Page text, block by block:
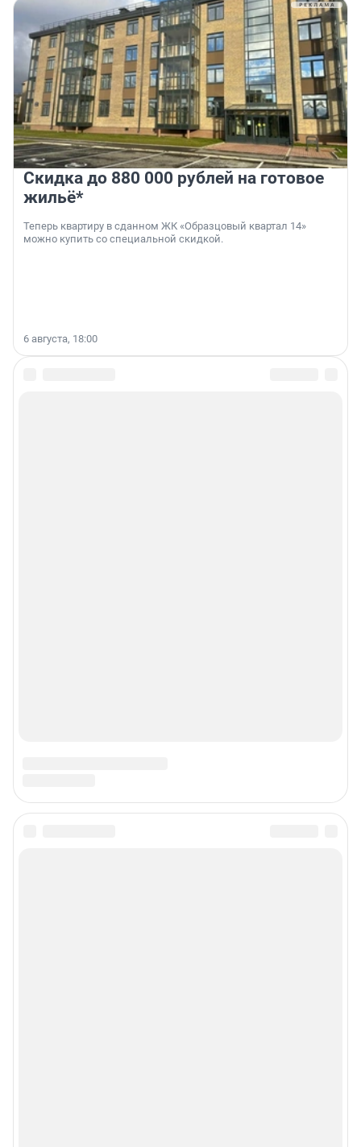
Скидка до 880 000 рублей на готовое
жильё*
Теперь квартиру в сданном ЖК «Образцовый квартал 14»
можно купить со специальной скидкой.
6 августа, 18:00